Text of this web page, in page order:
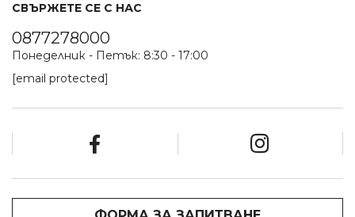
СВЪРЖЕТЕ СЕ С НАС
0877278000
Понеделник - Петък: 8:30 - 17:00
[email protected]